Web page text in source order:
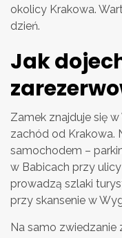
okolicy Krakowa.
dzień.
Jak
Zamek znajduje się
zachód od Krakowa.
samochodem –
w Babicach przy
prowadzą szlaki
przy skansenie w
Na samo